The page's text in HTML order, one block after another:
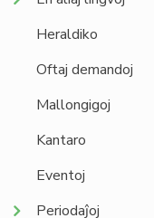
Heraldiko
Oftaj demandoj
Mallongigoj
Kantaro
Eventoj
Periodaĵoj